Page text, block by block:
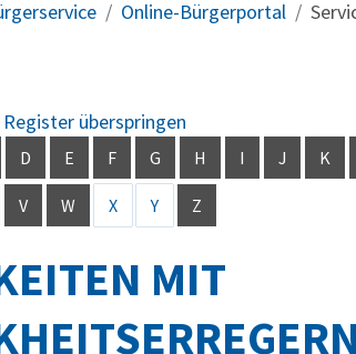
Online-Bürgerportal
überspringen
D E F G H I J K
V W X Y Z
MIT